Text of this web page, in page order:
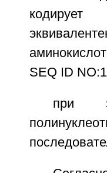
кодирует
SEQ ID
при